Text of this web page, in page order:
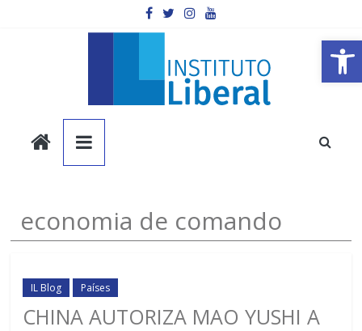
Barra de Ferramentas Aberta
Instituto
Liberal
é
mais
importante
da
economia de comando
IL Blog Países
CHINA AUTORIZA MAO YUSHI A